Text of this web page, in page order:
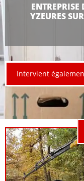
YZEURES
Intervient